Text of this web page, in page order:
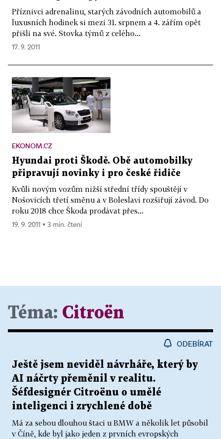
Příznivci adrenalinu, starých závodních automobilů a
luxusních hodinek si mezi 31. srpnem a 4. zářím opět
přišli na své. Stovka týmů z celého...
17. 9. 2011
EKONOM.CZ
Hyundai proti Škodě. Obě automobilky
připravují novinky i pro české řidiče
Kvůli novým vozům nižší střední třídy spouštějí v
Nošovicích třetí směnu a v Boleslavi rozšiřují závod. Do
roku 2018 chce Škoda prodávat přes...
19. 9. 2011 ▪ 3 min. čtení
Téma: Citroën
ODEBÍRAT
Ještě jsem neviděl návrháře, který by
AI náčrty přeměnil v realitu.
Šéfdesignér Citroënu o umělé
inteligenci i zrychlené době
Má za sebou dlouhou štaci u BMW a několik let působil
v Číně, kde byl jako jeden z prvních evropských